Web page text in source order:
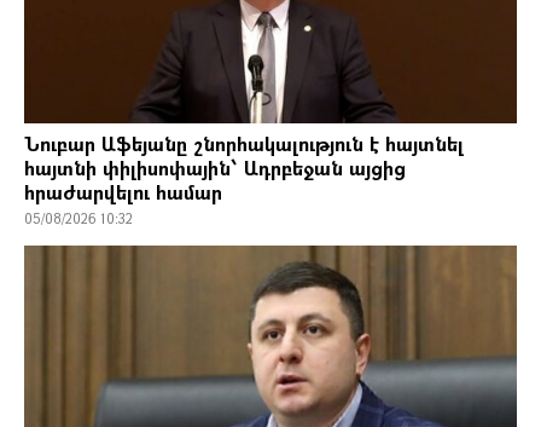
Նուբար Աֆեյանը շնորհակալություն է հայտնել
հայտնի փիլիսոփային՝ Ադրբեջան այցից
հրաժարվելու համար
05/08/2026 10:32